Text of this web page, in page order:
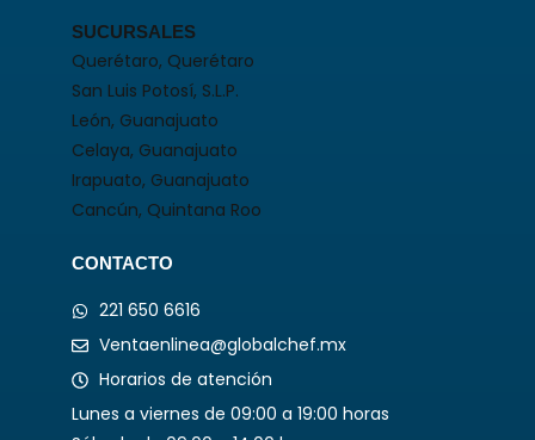
SUCURSALES
Querétaro, Querétaro
San Luis Potosí, S.L.P.
León, Guanajuato
Celaya, Guanajuato
Irapuato, Guanajuato
Cancún, Quintana Roo
CONTACTO
221 650 6616
Ventaenlinea@globalchef.mx
Horarios de atención
Lunes a viernes de 09:00 a 19:00 horas